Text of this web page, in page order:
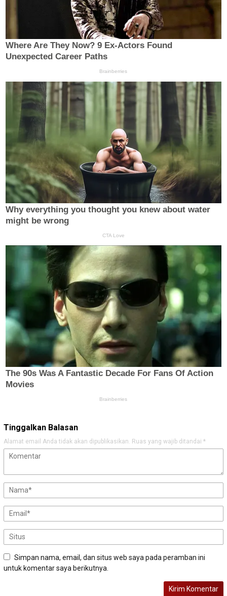
Tinggalkan Balasan
Alamat email Anda tidak akan dipublikasikan. Ruas yang wajib ditandai *
Simpan nama, email, dan situs web saya pada peramban ini
untuk komentar saya berikutnya.